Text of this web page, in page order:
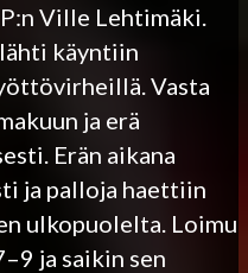
Ville Lehtimäki.
käyntiin
Vasta
ja erä
Erän aikana
ja palloja haettiin
ulkopuolelta. Loimu
ja saikin sen